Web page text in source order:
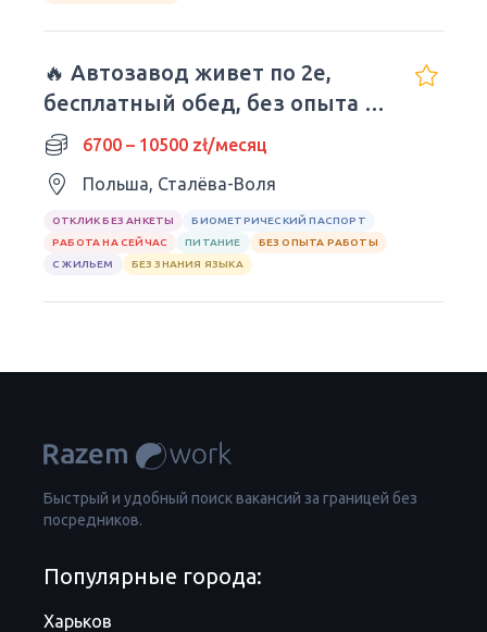
🔥 Автозавод живет по 2е,
бесплатный обед, без опыта и
языка.6700 – 10500 zł/месяц
Польша, Сталёва-Воля
ОТКЛИК БЕЗ АНКЕТЫ
БИОМЕТРИЧЕСКИЙ ПАСПОРТ
РАБОТА НА СЕЙЧАС
ПИТАНИЕ
БЕЗ ОПЫТА РАБОТЫ
С ЖИЛЬЕМ
БЕЗ ЗНАНИЯ ЯЗЫКА
Быстрый и удобный поиск вакансий за границей без
посредников.
Популярные города:
Харьков